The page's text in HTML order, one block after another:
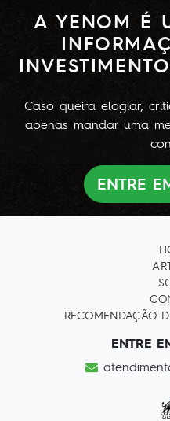
A YENOM É
Caso queira elogiar,
apenas mandar uma
ENTRE
RECOMENDAÇÃO
ENTRE